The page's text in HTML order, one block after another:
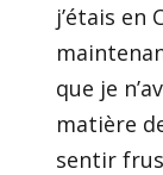
j’étais en
que je
matière
sentir